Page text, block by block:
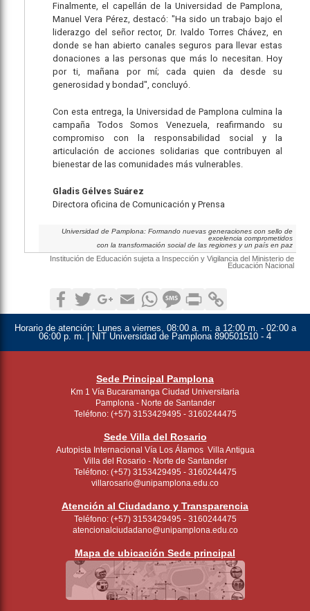
Finalmente, el capellán de la Universidad de Pamplona,
Manuel Vera Pérez, destacó: "Ha sido un trabajo bajo el
liderazgo del señor rector, Dr. Ivaldo Torres Chávez, en
donde se han abierto canales seguros para llevar estas
donaciones a las personas que más lo necesitan. Hoy
por ti, mañana por mí; cada quien da desde su
generosidad y bondad", concluyó.
Con esta entrega, la Universidad de Pamplona culmina la
campaña Todos Somos Venezuela, reafirmando su
compromiso con la responsabilidad social y la
articulación de acciones solidarias que contribuyen al
bienestar de las comunidades más vulnerables.
Gladis Gélves Suárez
Directora oficina de Comunicación y Prensa
Universidad de Pamplona: Formando nuevas generaciones con sello de
excelencia comprometidos
con la transformación social de las regiones y un país en paz
Institución de Educación sujeta a Inspección y Vigilancia del Ministerio de
Educación Nacional
FacebookTwitterGoogle+
EmailWhatsApp
SMS Print
Horario de atención: Lunes a viernes, 08:00 a. m. a 12:00 m. - 02:00 a
06:00 p. m. | NIT Universidad de Pamplona 890501510 - 4
Sede Principal Pamplona
Km 1 Vía Bucaramanga Ciudad Universitaria
Pamplona - Norte de Santander
Teléfono: (+57) 3153429495 - 3160244475
Sede Villa del Rosario
Autopista Internacional Vía Los Álamos Villa Antigua
Villa del Rosario - Norte de Santander
Teléfono: (+57) 3153429495 - 3160244475
villarosario@unipamplona.edu.co
Atención al Ciudadano y Transparencia
Teléfono: (+57) 3153429495 - 3160244475
atencionalciudadano@unipamplona.edu.co
Mapa de ubicación Sede principal